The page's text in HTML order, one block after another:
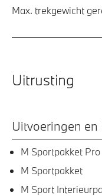
Max. trekgewicht
Uitrusting
Uitvoeringen en
M Sportpakket Pro
M Sportpakket
M Sport